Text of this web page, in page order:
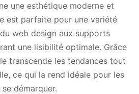
une esthétique moderne et
est parfaite pour une variété
web design aux supports
une lisibilité optimale. Grâce
transcende les tendances tout
ce qui la rend idéale pour les
démarquer.